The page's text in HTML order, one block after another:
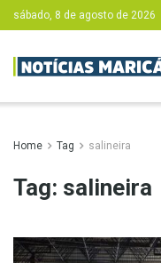
sábado, 8 de agosto de 2026
Home Tag salineira
Tag: salineira